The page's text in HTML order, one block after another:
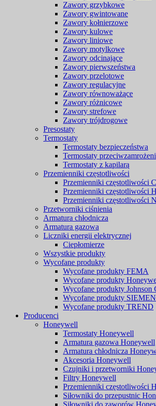
Zawory grzybkowe
Zawory gwintowane
Zawory kołnierzowe
Zawory kulowe
Zawory liniowe
Zawory motylkowe
Zawory odcinające
Zawory pierwszeństwa
Zawory przelotowe
Zawory regulacyjne
Zawory równoważące
Zawory różnicowe
Zawory strefowe
Zawory trójdrogowe
Presostaty
Termostaty
Termostaty bezpieczeństwa
Termostaty
Termostaty z kapilarą
Przemienniki częstotliwości
Przemienniki częstotliwości
Przemienniki częstotliwości
Przemienniki częstotliwości
Przetworniki ciśnienia
Armatura chłodnicza
Armatura gazowa
Liczniki energii elektrycznej
Ciepłomierze
Wszystkie produkty
Wycofane produkty
Wycofane produkty FEMA
Wycofane produkty
Wycofane produkty Johnson
Wycofane produkty
Wycofane produkty TREND
Producenci
Honeywell
Termostaty Honeywell
Armatura gazowa Honeywell
Armatura chłodnicza
Akcesoria Honeywell
Czujniki i przetworniki
Filtry Honeywell
Przemienniki częstotliwości
Siłowniki do przepustnic
Siłowniki do zaworów